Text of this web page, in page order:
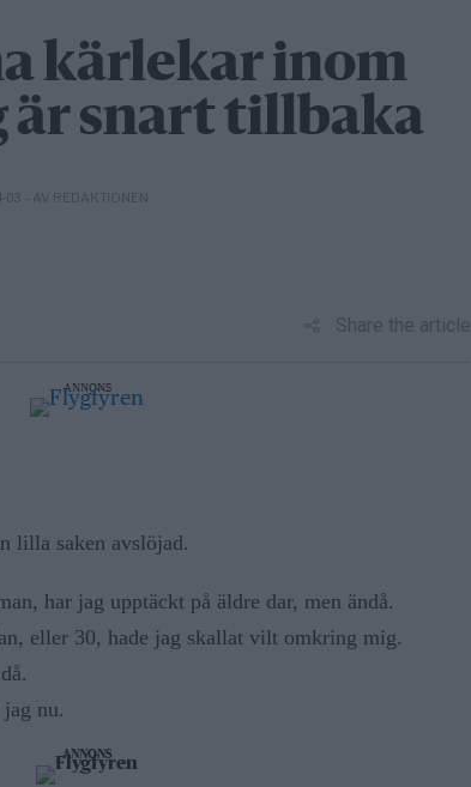
kärlekar inom
är snart tillbaka
03 – AV REDAKTIONEN
Share the article
ANNONS
lilla saken avslöjad.
har jag upptäckt på äldre dar, men ändå.
eller 30, hade jag skallat vilt omkring mig.
nu.
ANNONS